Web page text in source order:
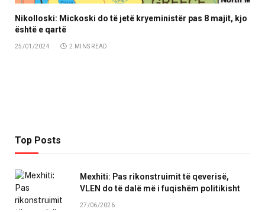
Nikolloski: Mickoski do të jetë kryeministër pas 8 majit, kjo
është e qartë
25/01/2024 2 MINS READ
Top Posts
Mexhiti: Pas rikonstruimit të qeverisë,
VLEN do të dalë më i fuqishëm politikisht
27/06/2026